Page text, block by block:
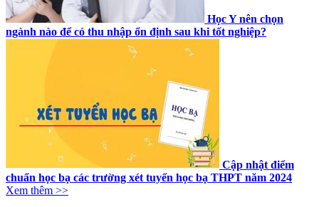
Học Y nên chọn
ngành nào để có thu nhập ổn định sau khi tốt nghiệp?
Cập nhật điểm
chuẩn học bạ các trường xét tuyển học bạ THPT năm 2024
Xem thêm >>